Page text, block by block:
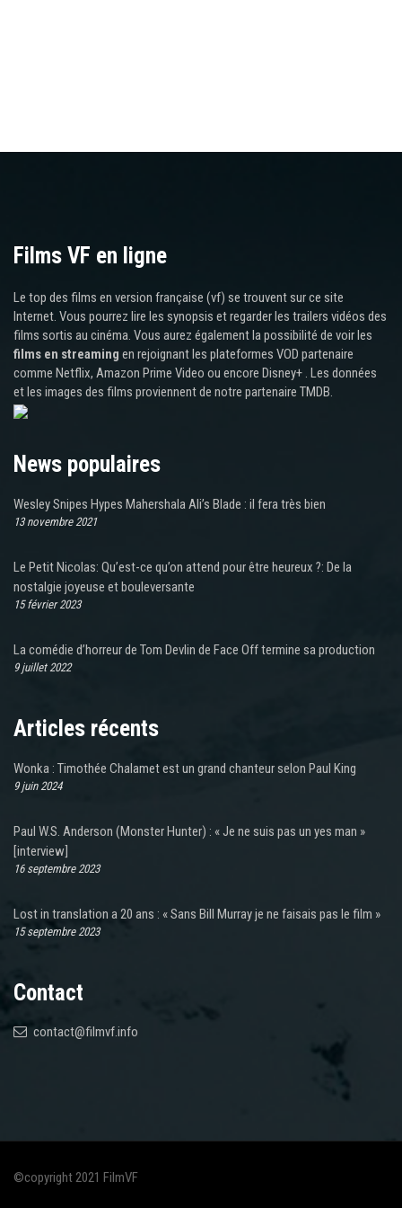
Films VF en ligne
Le top des films en version française (vf) se trouvent sur ce site
Internet. Vous pourrez lire les synopsis et regarder les trailers vidéos des
films sortis au cinéma. Vous aurez également la possibilité de voir les
films en streaming en rejoignant les plateformes VOD partenaire
comme Netflix, Amazon Prime Video ou encore Disney+ . Les données
et les images des films proviennent de notre partenaire TMDB.
News populaires
Wesley Snipes Hypes Mahershala Ali’s Blade : il fera très bien
13 novembre 2021
Le Petit Nicolas: Qu’est-ce qu’on attend pour être heureux ?: De la
nostalgie joyeuse et bouleversante
15 février 2023
La comédie d’horreur de Tom Devlin de Face Off termine sa production
9 juillet 2022
Articles récents
Wonka : Timothée Chalamet est un grand chanteur selon Paul King
9 juin 2024
Paul W.S. Anderson (Monster Hunter) : « Je ne suis pas un yes man »
[interview]
16 septembre 2023
Lost in translation a 20 ans : « Sans Bill Murray je ne faisais pas le film »
15 septembre 2023
Contact
contact@filmvf.info
©copyright 2021 FilmVF